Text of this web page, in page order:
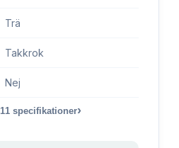
Trä
Takkrok
Nej
11 specifikationer›